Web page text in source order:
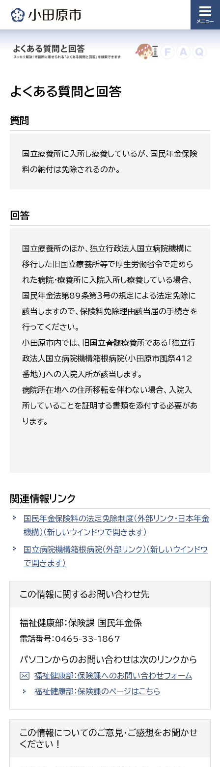
メニュー
よくある質問と回答
質問
国立療養所に入所し療養しているが、国民年金保険
料の納付は免除されるのか。
回答
国立療養所のほか、独立行政法人国立病院機構に
移行した旧国立療養所等で厚生労働省令で定めら
れた病院・療養所に入院入所し療養している場合、
国民年金法第89条第３号の規定による法定免除に
該当しますので、保険料免除理由該当届の手続きを
行ってください。
小田原市内では、旧国立脊髄療養所である「独立行
政法人国立病院機構箱根病院（小田原市風祭412
番地）」への入院入所が該当します。
病院所在地への住所移転を伴わない場合、入院入
所していることを証明する書類を添付する必要があ
ります。
関連情報リンク
国民年金保険料の法定免除制度（外部リンク・日本年金
機構） （新しいウインドウで開きます）
国立病院機構箱根病院（外部リンク） （新しいウインドウ
で開きます）
この情報に関するお問い合わせ先
福祉健康部：保険課 国民年金係
電話番号：0465-33-1867
パソコンからのお問い合わせは次のリンクから
福祉健康部：保険課へのお問い合わせフォーム
福祉健康部：保険課のページはこちら
この情報についてのご意見・ご感想をお聞かせ
ください！